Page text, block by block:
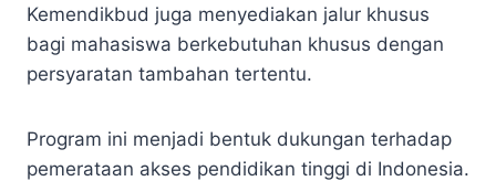
Kemendikbud juga menyediakan jalur khusus
bagi mahasiswa berkebutuhan khusus dengan
persyaratan tambahan tertentu.
Program ini menjadi bentuk dukungan terhadap
pemerataan akses pendidikan tinggi di Indonesia.